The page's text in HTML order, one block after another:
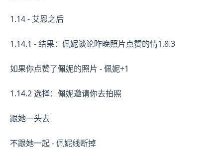
1.14 - 艾恩之后
1.14.1 - 结果：佩妮谈论昨晚照片点赞的情1.8.3
如果你点赞了佩妮的照片 - 佩妮+1
1.14.2 选择：佩妮邀请你去拍照
跟她一头去
不跟她一起 - 佩妮线断掉